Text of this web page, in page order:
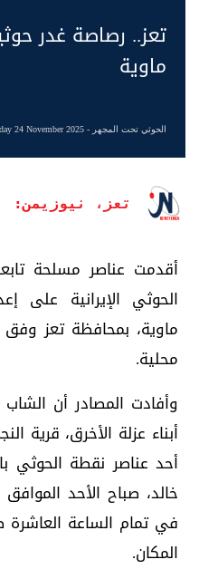
تعز.. رصاصة غدر
ماوية
الحوثي تحت المجهر - Monday 24 November 2025 الساعة 06:11 pm
تعز، نيوزيمن:
أقدمت عناصر مسلحة
الحوثي الإيرانية على
ماوية، بمحافظة تعز
محلية.
وأفادت المصادر أن
أبناء عزلة الأخرق، قرية
أحد عناصر نقطة الحوثي
في تمام الساعة العاشرة
المكان.